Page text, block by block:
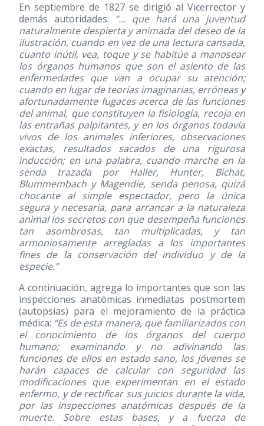
En septiembre de 1827 se dirigió al Vicerrector y
demás autoridades: “… que hará una juventud
naturalmente despierta y animada del deseo de la
ilustración, cuando en vez de una lectura cansada,
cuanto inútil, vea, toque y se habitúe a manosear
los órganos humanos que son el asiento de las
enfermedades que van a ocupar su atención;
cuando en lugar de teorías imaginarias, erróneas y
afortunadamente fugaces acerca de las funciones
del animal, que constituyen la fisiología, recoja en
las entrañas palpitantes, y en los órganos todavía
vivos de los animales inferiores, observaciones
exactas, resultados sacados de una rigurosa
inducción; en una palabra, cuando marche en la
senda trazada por Haller, Hunter, Bichat,
Blummembach y Magendie, senda penosa, quizá
chocante al simple espectador, pero la única
segura y necesaria, para arrancar a la naturaleza
animal los secretos con que desempeña funciones
tan asombrosas, tan multiplicadas, y tan
armoniosamente arregladas a los importantes
fines de la conservación del individuo y de la
especie.”
A continuación, agrega lo importantes que son las
inspecciones anatómicas inmediatas postmortem
(autopsias) para el mejoramiento de la práctica
médica: “Es de esta manera, que familiarizados con
el conocimiento de los órganos del cuerpo
humano; examinando y no adivinando las
funciones de ellos en estado sano, los jóvenes se
harán capaces de calcular con seguridad las
modificaciones que experimentan en el estado
enfermo, y de rectificar sus juicios durante la vida,
por las inspecciones anatómicas después de la
muerte. Sobre estas bases, y a fuerza de